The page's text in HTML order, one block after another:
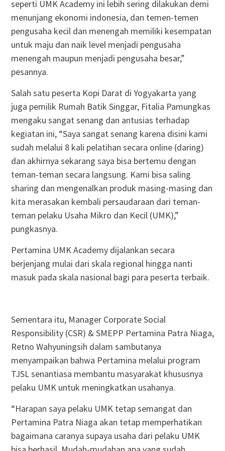
seperti UMK Academy ini lebih sering dilakukan demi
menunjang ekonomi indonesia, dan temen-temen
pengusaha kecil dan menengah memiliki kesempatan
untuk maju dan naik level menjadi pengusaha
menengah maupun menjadi pengusaha besar,”
pesannya.
Salah satu peserta Kopi Darat di Yogyakarta yang
juga pemilik Rumah Batik Singgar, Fitalia Pamungkas
mengaku sangat senang dan antusias terhadap
kegiatan ini, “Saya sangat senang karena disini kami
sudah melalui 8 kali pelatihan secara online (daring)
dan akhirnya sekarang saya bisa bertemu dengan
teman-teman secara langsung. Kami bisa saling
sharing dan mengenalkan produk masing-masing dan
kita merasakan kembali persaudaraan dari teman-
teman pelaku Usaha Mikro dan Kecil (UMK),”
pungkasnya.
Pertamina UMK Academy dijalankan secara
berjenjang mulai dari skala regional hingga nanti
masuk pada skala nasional bagi para peserta terbaik.
Sementara itu, Manager Corporate Social
Responsibility (CSR) & SMEPP Pertamina Patra Niaga,
Retno Wahyuningsih dalam sambutanya
menyampaikan bahwa Pertamina melalui program
TJSL senantiasa membantu masyarakat khususnya
pelaku UMK untuk meningkatkan usahanya.
“Harapan saya pelaku UMK tetap semangat dan
Pertamina Patra Niaga akan tetap memperhatikan
bagaimana caranya supaya usaha dari pelaku UMK